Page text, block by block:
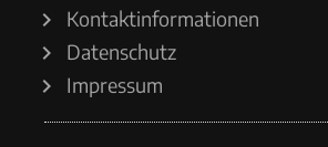
Kontaktinformationen
Datenschutz
Impressum